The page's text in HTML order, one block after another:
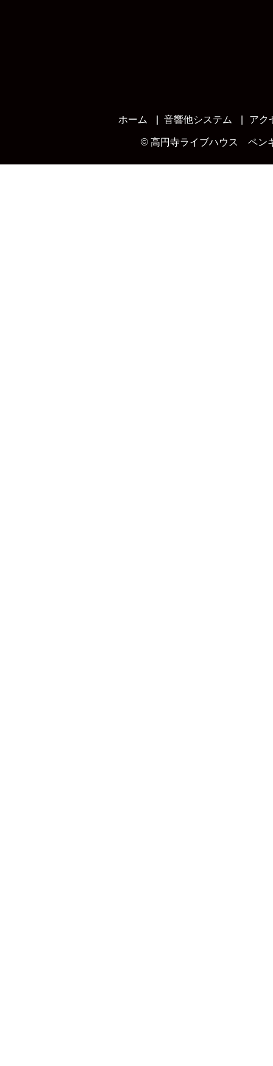
ホーム 音響他システム アク
© 高円寺ライブハウス ペン